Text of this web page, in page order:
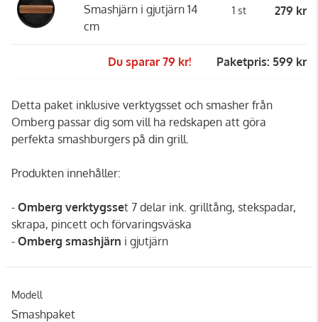
Smashjärn i gjutjärn 14
cm
1 st 279 kr
Du sparar 79 kr! Paketpris: 599 kr
Detta paket inklusive verktygsset och smasher från
Omberg passar dig som vill ha redskapen att göra
perfekta smashburgers på din grill.
Produkten innehåller:
- Omberg verktygsset 7 delar ink. grilltång, stekspadar,
skrapa, pincett och förvaringsväska
- Omberg smashjärn i gjutjärn
Modell
Smashpaket